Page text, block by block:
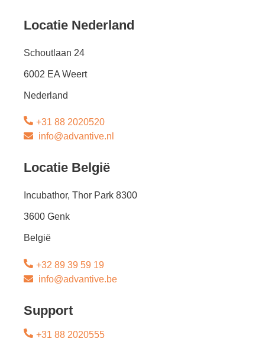
Locatie Nederland
Schoutlaan 24
6002 EA Weert
Nederland
+31 88 2020520
info@advantive.nl
Locatie België
Incubathor, Thor Park 8300
3600 Genk
België
+32 89 39 59 19
info@advantive.be
Support
+31 88 2020555